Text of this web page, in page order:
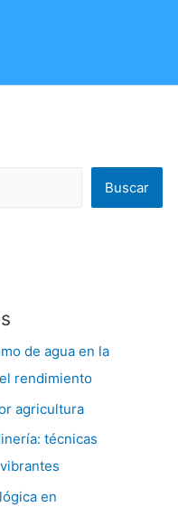
Buscar
de agua en la
rendimiento
agricultura
técnicas
en